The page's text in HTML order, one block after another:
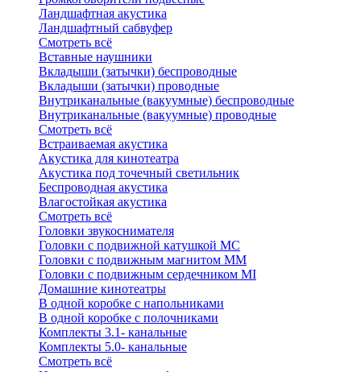
Ландшафтная акустика
Ландшафтный сабвуфер
Смотреть всё
Вставные наушники
Вкладыши (затычки) беспроводные
Вкладыши (затычки) проводные
Внутриканальные (вакуумные) беспроводные
Внутриканальные (вакуумные) проводные
Смотреть всё
Встраиваемая акустика
Акустика для кинотеатра
Акустика под точечный светильник
Беспроводная акустика
Влагостойкая акустика
Смотреть всё
Головки звукоснимателя
Головки с подвижной катушкой MC
Головки с подвижным магнитом ММ
Головки с подвижным сердечником MI
Домашние кинотеатры
В одной коробке с напольниками
В одной коробке с полочниками
Комплекты 3.1- канальные
Комплекты 5.0- канальные
Смотреть всё